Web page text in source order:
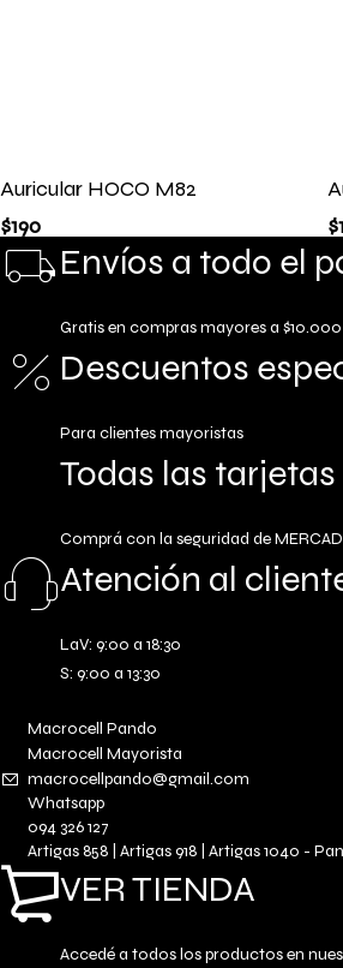
Auricular HOCO M82
$190
$
Envíos a todo el
Gratis en compras mayores a $10.000
Descuentos
Para clientes mayoristas
Todas las tarjetas
Comprá con la seguridad de
Atención al
LaV: 9:00 a 18:30
S: 9:00 a 13:30
Macrocell Pando
Macrocell Mayorista
macrocellpando@gmail.com
Whatsapp
094 326 127
Artigas 858 | Artigas 918 | Artigas 1040 -
VER TIENDA
Accedé a todos los productos en